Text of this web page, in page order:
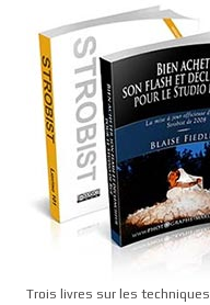
Trois livres sur les techniques